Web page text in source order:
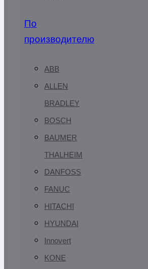
По
производителю
ABB
ALLEN
BRADLEY
BOSCH
BAUMER
THALHEIM
DANFOSS
FANUC
HITACHI
HYUNDAI
Innovert
KONE